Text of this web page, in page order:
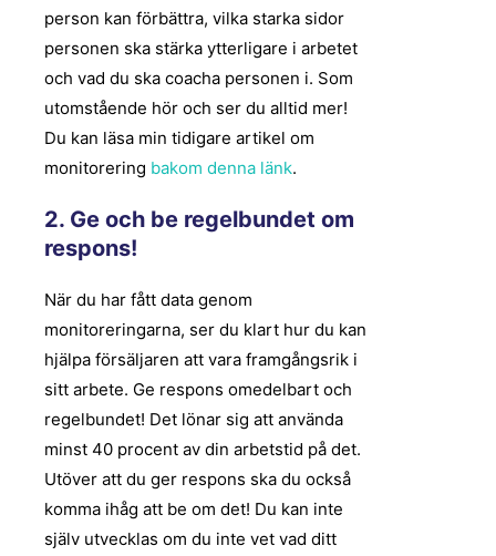
person kan förbättra, vilka starka sidor
personen ska stärka ytterligare i arbetet
och vad du ska coacha personen i. Som
utomstående hör och ser du alltid mer!
Du kan läsa min tidigare artikel om
monitorering bakom denna länk.
2. Ge och be regelbundet om
respons!
När du har fått data genom
monitoreringarna, ser du klart hur du kan
hjälpa försäljaren att vara framgångsrik i
sitt arbete. Ge respons omedelbart och
regelbundet! Det lönar sig att använda
minst 40 procent av din arbetstid på det.
Utöver att du ger respons ska du också
komma ihåg att be om det! Du kan inte
själv utvecklas om du inte vet vad ditt